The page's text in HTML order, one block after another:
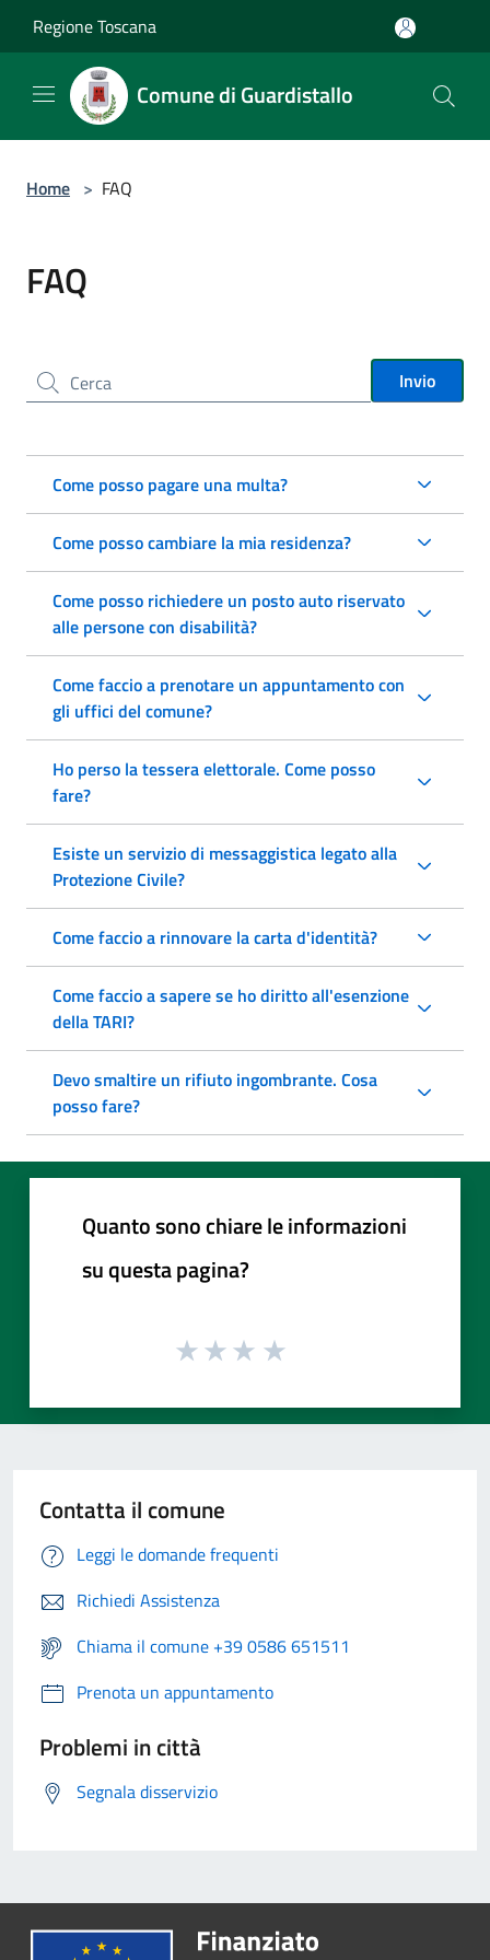
Regione Toscana
Comune di Guardistallo
Home > FAQ
FAQ
Cerca nel sito Invio
Come posso pagare una multa?
Come posso cambiare la mia residenza?
Come posso richiedere un posto auto riservato
alle persone con disabilità?
Come faccio a prenotare un appuntamento con
gli uffici del comune?
Ho perso la tessera elettorale. Come posso
fare?
Esiste un servizio di messaggistica legato alla
Protezione Civile?
Come faccio a rinnovare la carta d'identità?
Come faccio a sapere se ho diritto all'esenzione
della TARI?
Devo smaltire un rifiuto ingombrante. Cosa
posso fare?
Quanto sono chiare le informazioni
su questa pagina?
Contatta il comune
Leggi le domande frequenti
Richiedi Assistenza
Chiama il comune +39 0586 651511
Prenota un appuntamento
Problemi in città
Segnala disservizio